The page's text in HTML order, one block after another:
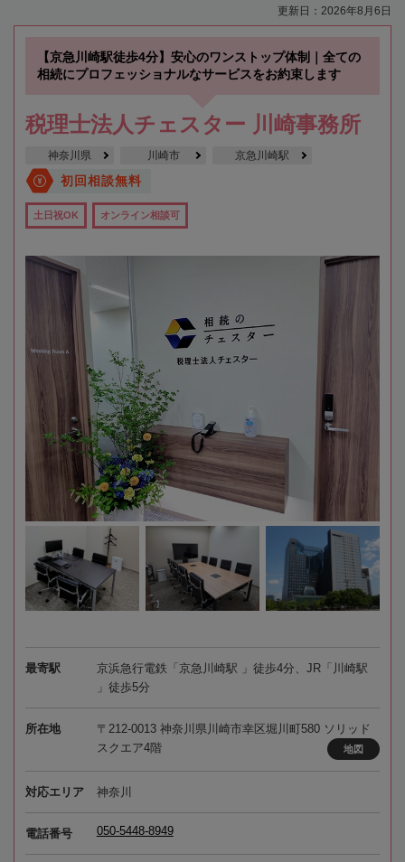
更新日：2026年8月6日
【京急川崎駅徒歩4分】安心のワンストップ体制｜全ての
相続にプロフェッショナルなサービスをお約束します
税理士法人チェスター 川崎事務所
神奈川県 川崎市 京急川崎駅
初回相談無料
土日祝OK オンライン相談可
最寄駅
京浜急行電鉄「京急川崎駅 」徒歩4分、JR「川崎駅
」徒歩5分
所在地
〒212-0013 神奈川県川崎市幸区堀川町580 ソリッド
スクエア4階
地図
対応エリア 神奈川
電話番号 050-5448-8949